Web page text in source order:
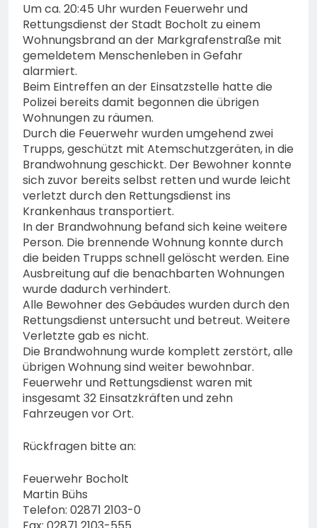
Um ca. 20:45 Uhr wurden Feuerwehr und
Rettungsdienst der Stadt Bocholt zu einem
Wohnungsbrand an der Markgrafenstraße mit
gemeldetem Menschenleben in Gefahr
alarmiert.
Beim Eintreffen an der Einsatzstelle hatte die
Polizei bereits damit begonnen die übrigen
Wohnungen zu räumen.
Durch die Feuerwehr wurden umgehend zwei
Trupps, geschützt mit Atemschutzgeräten, in die
Brandwohnung geschickt. Der Bewohner konnte
sich zuvor bereits selbst retten und wurde leicht
verletzt durch den Rettungsdienst ins
Krankenhaus transportiert.
In der Brandwohnung befand sich keine weitere
Person. Die brennende Wohnung konnte durch
die beiden Trupps schnell gelöscht werden. Eine
Ausbreitung auf die benachbarten Wohnungen
wurde dadurch verhindert.
Alle Bewohner des Gebäudes wurden durch den
Rettungsdienst untersucht und betreut. Weitere
Verletzte gab es nicht.
Die Brandwohnung wurde komplett zerstört, alle
übrigen Wohnung sind weiter bewohnbar.
Feuerwehr und Rettungsdienst waren mit
insgesamt 32 Einsatzkräften und zehn
Fahrzeugen vor Ort.
Rückfragen bitte an:
Feuerwehr Bocholt
Martin Bühs
Telefon: 02871 2103-0